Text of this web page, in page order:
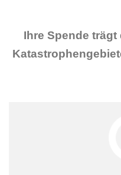
Ihre Spende